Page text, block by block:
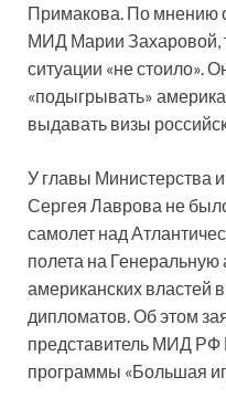
Примакова. По мнению
МИД Марии Захаровой,
ситуации «не стоило».
«подыгрывать»
выдавать визы
У главы Министерства
Сергея Лаврова не
самолет над
полета на
американских властей
дипломатов. Об этом
представитель МИД
программы «Большая